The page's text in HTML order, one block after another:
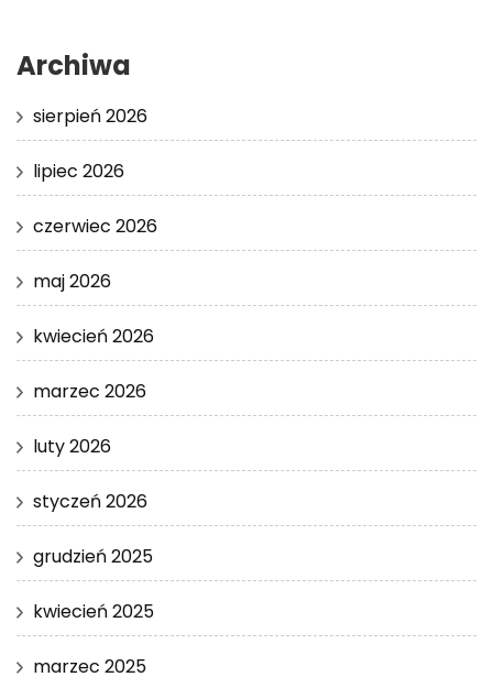
Archiwa
sierpień 2026
lipiec 2026
czerwiec 2026
maj 2026
kwiecień 2026
marzec 2026
luty 2026
styczeń 2026
grudzień 2025
kwiecień 2025
marzec 2025